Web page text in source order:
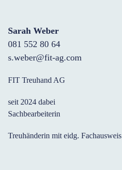
Sarah Weber
081 552 80 64
s.weber@fit-ag.com
FIT Treuhand AG
seit 2024 dabei
Sachbearbeiterin
Treuhänderin mit eidg. Fachausweis